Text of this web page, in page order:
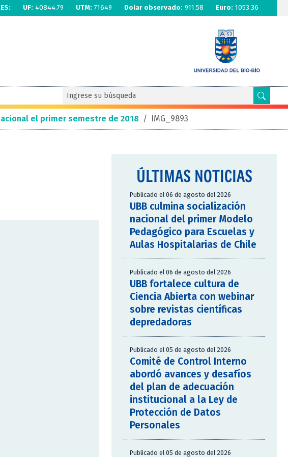
UF: 40844.79 UTM: 71649 Dolar observado: 911.58 Euro: 1053.36
el primer semestre de 2018 / IMG_9893
ÚLTIMAS NOTICIAS
Publicado el 06 de agosto del 2026
UBB culmina socialización
nacional del primer Modelo
Pedagógico para Escuelas y
Aulas Hospitalarias de Chile
Publicado el 06 de agosto del 2026
UBB fortalece cultura de
Ciencia Abierta con webinar
sobre revistas científicas
depredadoras
Publicado el 05 de agosto del 2026
Comité de Control Interno
abordó avances y desafíos
del plan de adecuación
institucional a la Ley de
Protección de Datos
Personales
Publicado el 05 de agosto del 2026